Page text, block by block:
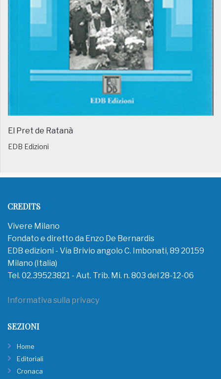
El Pret de Ratanà
EDB Edizioni
CREDITS
Vivere Milano
Fondato e diretto da Enzo De Bernardis
EDB edizioni - Via Brivio angolo C. Imbonati, 89 20159
Milano (Italia)
Tel. 02.39523821 - Aut. Trib. Mi. n. 803 del 28-12-06
Informativa sulla privacy
SEZIONI
Home
Editoriali
Cronaca